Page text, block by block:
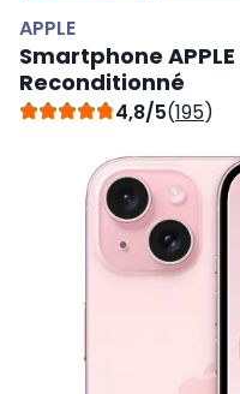
APPLE
Smartphone APPLE
Reconditionné
4,8/5(195)